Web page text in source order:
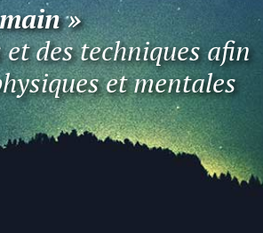
»
des techniques afin
et mentales